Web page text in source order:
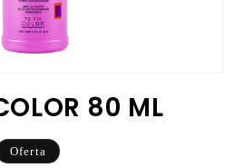
80 ML
Oferta